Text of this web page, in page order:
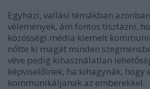
Egyházi, vallási témákban
vélemények, ám fontos tisztázni,
közösségi média kiemelt
nőtte ki magát minden
véve pedig kihasználatlan
képviselőinek, ha kihagynák, hogy
kommunikáljanak az emberekkel.